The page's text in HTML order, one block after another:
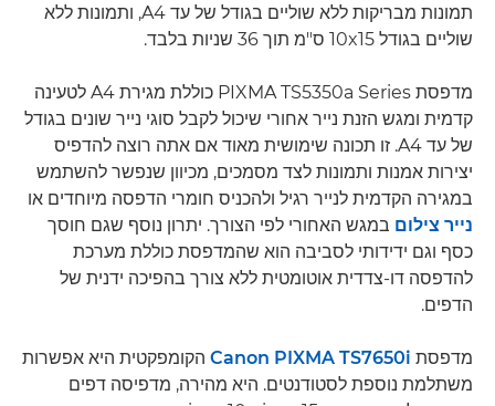
תמונות מבריקות ללא שוליים בגודל של עד A4, ותמונות ללא
שוליים בגודל 10x15 ס"מ תוך 36 שניות בלבד.
מדפסת PIXMA TS5350a Series כוללת מגירת A4 לטעינה
קדמית ומגש הזנת נייר אחורי שיכול לקבל סוגי נייר שונים בגודל
של עד A4. זו תכונה שימושית מאוד אם אתה רוצה להדפיס
יצירות אמנות ותמונות לצד מסמכים, מכיוון שנפשר להשתמש
במגירה הקדמית לנייר רגיל ולהכניס חומרי הדפסה מיוחדים או
נייר צילום במגש האחורי לפי הצורך. יתרון נוסף שגם חוסך
כסף וגם ידידותי לסביבה הוא שהמדפסת כוללת מערכת
להדפסה דו-צדדית אוטומטית ללא צורך בהפיכה ידנית של
הדפים.
מדפסת Canon PIXMA TS7650i הקומפקטית היא אפשרות
משתלמת נוספת לסטודנטים. היא מהירה, מדפיסה דפים